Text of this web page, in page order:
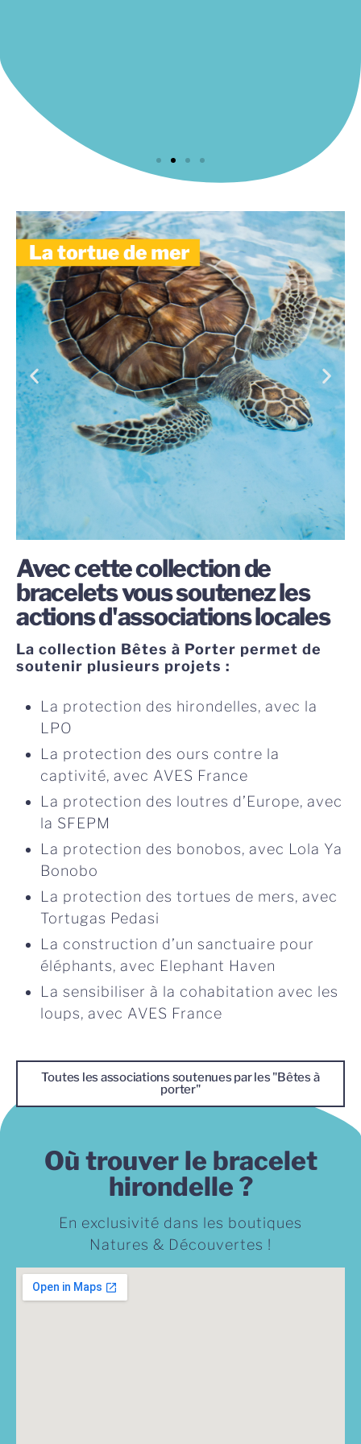
Un objet Made In France
Les cartes sont imprimées par un artisan
imprimeur présent en Ariège depuis 1920 et
labelisé Imprim’Vert. Elles sont assemblées avec
les bracelet à quelques kilomètres seulement.
Avec cette collection de
bracelets vous soutenez les
actions d'associations locales
La collection Bêtes à Porter permet de
soutenir plusieurs projets :
La protection des hirondelles, avec la
LPO
La protection des ours contre la
captivité, avec AVES France
La protection des loutres d’Europe, avec
la SFEPM
La protection des bonobos, avec Lola Ya
Bonobo
La protection des tortues de mers, avec
Tortugas Pedasi
La construction d’un sanctuaire pour
éléphants, avec Elephant Haven
La sensibiliser à la cohabitation avec les
loups, avec AVES France
Toutes les associations soutenues par les "Bêtes à
porter"
Où trouver le bracelet
hirondelle ?
En exclusivité dans les boutiques
Natures & Découvertes !